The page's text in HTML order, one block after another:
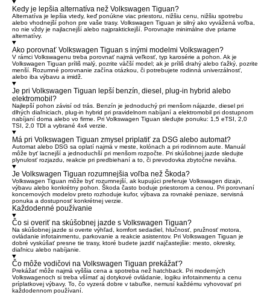
Kedy je lepšia alternatíva než Volkswagen Tiguan?
Alternatíva je lepšia vtedy, keď ponúkne viac priestoru, nižšiu cenu, nižšiu spotrebu
alebo vhodnejší pohon pre vaše trasy. Volkswagen Tiguan je silný ako vyvážená voľba,
no nie vždy je najlacnejší alebo najpraktickejší. Porovnajte minimálne dve priame
alternatívy.
Ako porovnať Volkswagen Tiguan s inými modelmi Volkswagen?
V rámci Volkswagenu treba porovnať najmä veľkosť, typ karosérie a pohon. Ak je
Volkswagen Tiguan príliš malý, pozrite väčší model; ak je príliš drahý alebo ťažký, pozrite
menší. Rozumné porovnanie začína otázkou, či potrebujete rodinná univerzálnosť,
alebo iba výbavu a imidž.
Je pri Volkswagen Tiguan lepší benzín, diesel, plug-in hybrid alebo
elektromobil?
Najlepší pohon závisí od trás. Benzín je jednoduchý pri menšom nájazde, diesel pri
dlhých diaľniciach, plug-in hybrid pri pravidelnom nabíjaní a elektromobil pri dostupnom
nabíjaní doma alebo vo firme. Pri Volkswagen Tiguan sledujte ponuku: 1,5 eTSI, 2,0
TSI, 2,0 TDI a vybrané 4x4 verzie.
Má pri Volkswagen Tiguan zmysel priplatiť za DSG alebo automat?
Automat alebo DSG sa oplatí najmä v meste, kolónach a pri rodinnom aute. Manuál
môže byť lacnejší a jednoduchší pri menšom rozpočte. Pri skúšobnej jazde sledujte
plynulosť rozjazdu, reakcie pri predbiehaní a to, či prevodovka zbytočne neváha.
Je Volkswagen Tiguan rozumnejšia voľba než Škoda?
Volkswagen Tiguan môže byť rozumnejší, ak kupujúci preferuje Volkswagen dizajn,
výbavu alebo konkrétny pohon. Škoda často boduje priestorom a cenou. Pri porovnaní
koncernových modelov preto rozhoduje kufor, výbava za rovnaké peniaze, servisná
ponuka a dostupnosť konkrétnej verzie.
Každodenné používanie
Čo si overiť na skúšobnej jazde s Volkswagen Tiguan?
Na skúšobnej jazde si overte výhľad, komfort sedadiel, hlučnosť, pružnosť motora,
ovládanie infotainmentu, parkovanie a reakcie asistentov. Pri Volkswagen Tiguan je
dobré vyskúšať presne tie trasy, ktoré budete jazdiť najčastejšie: mesto, okresky,
diaľnicu alebo nabíjanie.
Čo môže vodičovi na Volkswagen Tiguan prekážať?
Prekážať môže najmä vyššia cena a spotreba než hatchback. Pri moderných
Volkswagenoch si treba všímať aj dotykové ovládanie, logiku infotainmentu a cenu
príplatkovej výbavy. To, čo vyzerá dobre v tabuľke, nemusí každému vyhovovať pri
každodennom používaní.